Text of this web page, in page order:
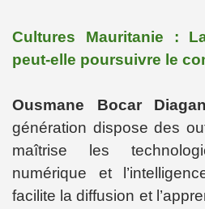
Cultures Mauritanie :
peut-elle poursuivre le
Ousmane Bocar
génération dispose des
maîtrise les
numérique et
facilite la diffusion et